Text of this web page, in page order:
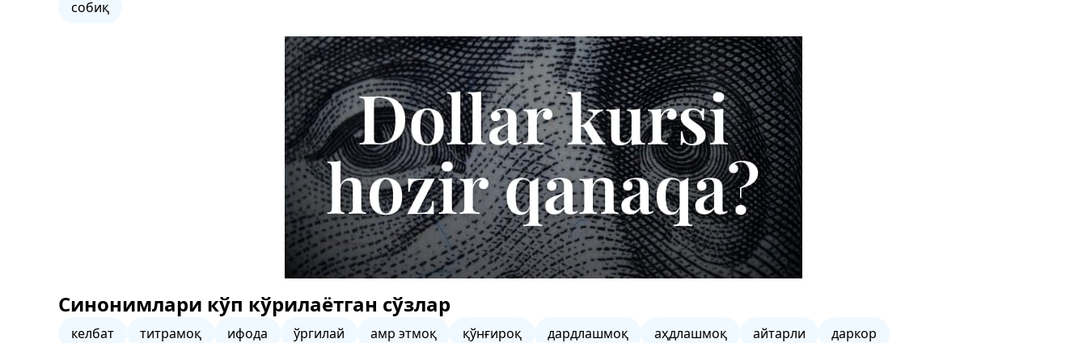
собиқ
Синонимлари кўп кўрилаётган сўзлар
келбат титрамоқ ифода ўргилай амр этмоқ қўнғироқ дардлашмоқ аҳдлашмоқ айтарли даркор